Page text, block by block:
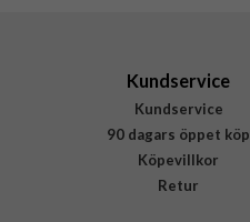
Kundservice
Kundservice
90 dagars öppet köp
Köpevillkor
Retur